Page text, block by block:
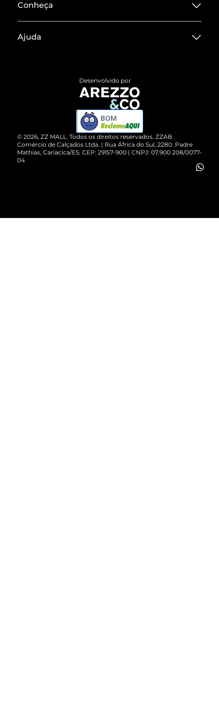
Conheça
Termos de Uso
ZZ MALL é confiável
Cartão Presente
Vendas Corporativas
Ajuda
Devolução do Produto
Compre pelo WhatsApp
© 2026, ZZ MALL. Todos os direitos reservados. ZZAB
Comércio de Calçados Ltda. | Rua África do Sul, 2280. Padre
Mathias, Cariacica/ES. CEP: 29157-900 | CNPJ: 07.900.208/0077-
04
Desenvolvido por
BOM